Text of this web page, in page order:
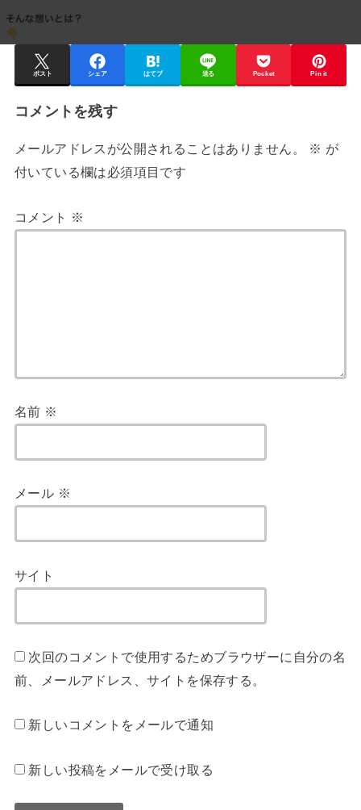
ポスト シェア はてブ 送る Pocket Pin it
コメントを残す
メールアドレスが公開されることはありません。 ※ が
付いている欄は必須項目です
コメント ※
名前 ※
メール ※
サイト
次回のコメントで使用するためブラウザーに自分の名
前、メールアドレス、サイトを保存する。
新しいコメントをメールで通知
新しい投稿をメールで受け取る